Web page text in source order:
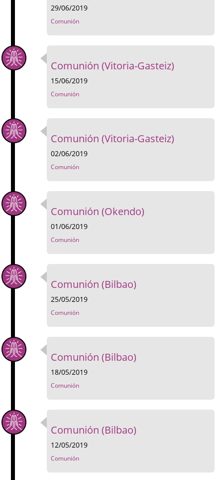
29/06/2019
Comunión
Comunión (Vitoria-Gasteiz)
15/06/2019
Comunión
Comunión (Vitoria-Gasteiz)
02/06/2019
Comunión
Comunión (Okendo)
01/06/2019
Comunión
Comunión (Bilbao)
25/05/2019
Comunión
Comunión (Bilbao)
18/05/2019
Comunión
Comunión (Bilbao)
12/05/2019
Comunión